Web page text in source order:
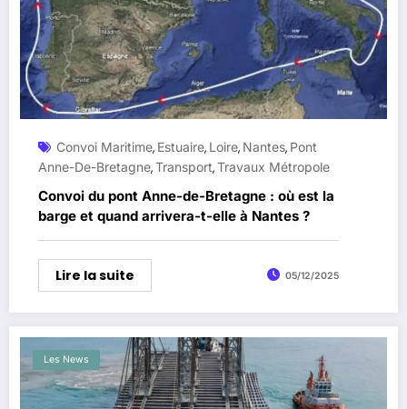
Convoi Maritime, Estuaire, Loire, Nantes, Pont
Anne-De-Bretagne,Transport,Travaux Métropole
Convoi du pont Anne-de-Bretagne : où est la
barge et quand arrivera-t-elle à Nantes ?
Lire la suite 05/12/2025
Les News